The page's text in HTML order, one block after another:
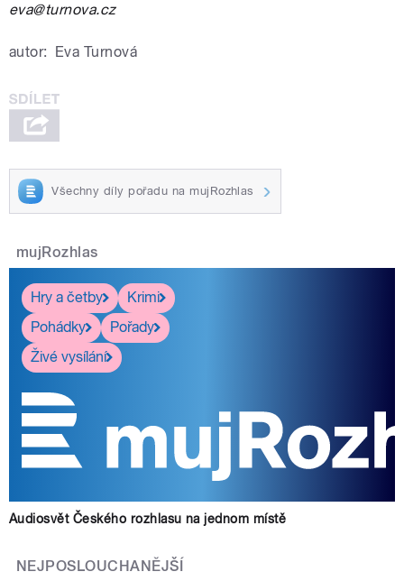
eva@turnova.cz
autor: Eva Turnová
Všechny díly pořadu na mujRozhlas
mujRozhlas
Hry a četby
Krimi
Pohádky
Pořady
Živé vysílání
Audiosvět Českého rozhlasu na jednom místě
NEJPOSLOUCHANĚJŠÍ